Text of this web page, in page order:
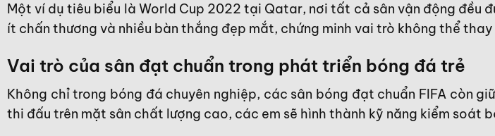
Một ví dụ tiêu biểu là World Cup 2022 tại Qatar, nơi tất cả sân vận động đều
ít chấn thương và nhiều bàn thắng đẹp mắt, chứng minh vai trò không thể
Vai trò của sân đạt chuẩn trong phát triển bóng đá trẻ
Không chỉ trong bóng đá chuyên nghiệp, các sân bóng đạt chuẩn FIFA còn
thi đấu trên mặt sân chất lượng cao, các em sẽ hình thành kỹ năng kiểm